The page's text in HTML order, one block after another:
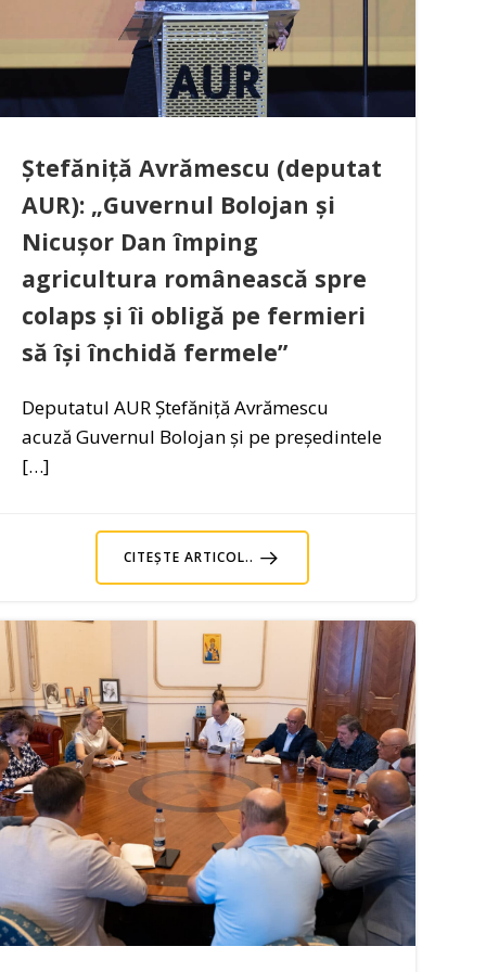
Ștefăniță Avrămescu (deputat
AUR): „Guvernul Bolojan și
Nicușor Dan împing
agricultura românească spre
colaps și îi obligă pe fermieri
să își închidă fermele”
Deputatul AUR Ștefăniță Avrămescu
acuză Guvernul Bolojan și pe președintele
[…]
CITEȘTE ARTICOL..